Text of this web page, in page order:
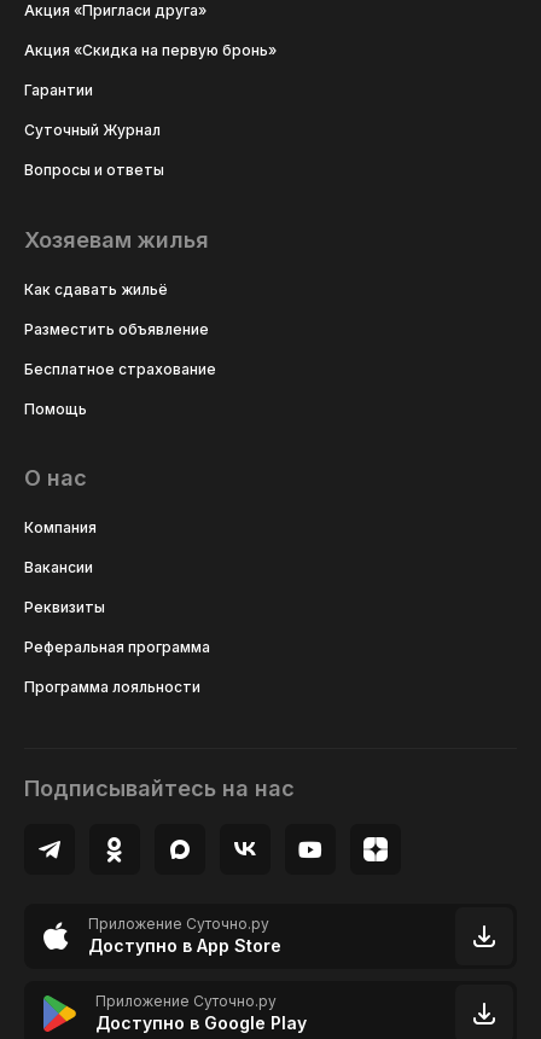
Акция «Пригласи друга»
Акция «Скидка на первую бронь»
Гарантии
Суточный Журнал
Вопросы и ответы
Хозяевам жилья
Как сдавать жильё
Разместить объявление
Бесплатное страхование
Помощь
О нас
Компания
Вакансии
Реквизиты
Реферальная программа
Программа лояльности
Подписывайтесь на нас
Приложение Суточно.ру
Доступно в App Store
Приложение Суточно.ру
Доступно в Google Play